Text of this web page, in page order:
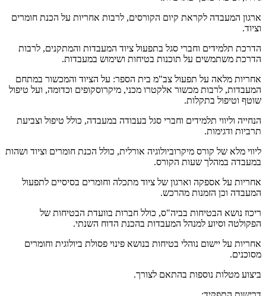
ארגון המעבדה לקראת קיום הקורסים, לרבות אחריות על הכנת חומרים
וציוד.
הדרכת תלמידים וחברי סגל בתפעול ציוד המעבדות והמתקנים, לרבות
הדרכת משתמשים על תוכנות בטיחות ושימוש במעבדות.
אחריות מלאה על תפעול צב"מ בית הספר: על הציוד והמכשור במתחם
המעבדות, לרבות מכשור אלקטרו מכני, מיקרוסקופים וכדומה, ועל טיפול
שוטף וטיפול בתקלות.
הנחייה וליווי תלמידים וחברי סגל בעבודה במעבדה, כולל טיפול וצביעת
תרביות ודגימות.
ליווי מלא של קורס מיקרוביולוגיה אורלית, כולל הכנת חומרים וציוד ושהות
במעבדה במהלך שעות הקורס.
אחריות על אספקה וארגון של ציוד מתכלה וחומרים בסיסיים לתפעול
המעבדה וכן הזמנות מהרכש.
ריכוז נושא הבטיחות בביה"ס, כולל חברות בוועדת הבטיחות של
הפקולטה וסיוע למנהל המעבדות בהכנת הדוח השנתי.
אחריות על יישום נוהלי בטיחות בנושא פינוי פסולת ביולוגית וחומרים
מסוכנים.
ביצוע מטלות נוספות בהתאם לצורך.